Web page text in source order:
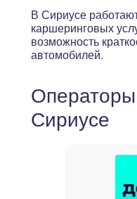
В Сириусе
каршеринговых
возможность
автомобилей.
Сириусе